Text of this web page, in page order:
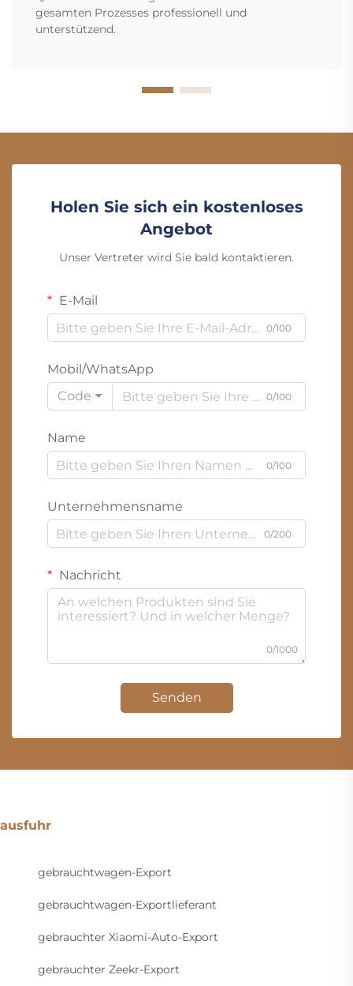
gesamten Prozesses professionell und
unterstützend.
Holen Sie sich ein kostenloses
Angebot
Unser Vertreter wird Sie bald kontaktieren.
E-Mail
0/100
Mobil/WhatsApp
Code
0/100
Name
0/100
Unternehmensname
0/200
Nachricht
0/1000
Senden
ausfuhr
gebrauchtwagen-Export
gebrauchtwagen-Exportlieferant
gebrauchter Xiaomi-Auto-Export
gebrauchter Zeekr-Export